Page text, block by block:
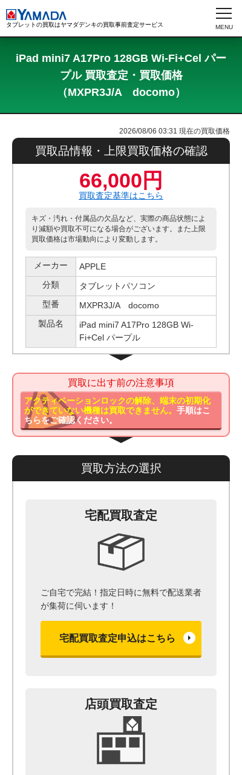
タブレットの買取はヤマダデンキの買取事前査定サービス
iPad mini7 A17Pro 128GB Wi-Fi+Cel パー
プル 買取査定・買取価格
（MXPR3J/A docomo）
2026/08/06 03:31 現在の買取価格
買取品情報・上限買取価格の確認
66,000円
買取査定基準はこちら
キズ・汚れ・付属品の欠品など、実際の商品状態によ
り減額や買取不可になる場合がございます。また上限
買取価格は市場動向により変動します。
メーカー
APPLE
分類
タブレットパソコン
型番
MXPR3J/A docomo
製品名
iPad mini7 A17Pro 128GB Wi-
Fi+Cel パープル
買取に出す前の注意事項
アクティベーションロックの解除、端末の初期化
ができていない機種は買取できません。手順はこ
ちらをご確認ください。
買取方法の選択
宅配買取査定
ご自宅で完結！指定日時に無料で配送業者
が集荷に伺います！
宅配買取査定申込はこちら
店頭買取査定